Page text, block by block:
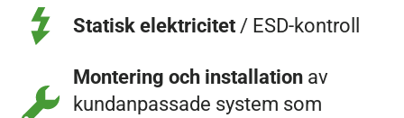
Statisk elektricitet / ESD-kontroll
Montering och installation av
kundanpassade system som